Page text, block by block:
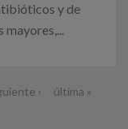
y de
mayores,...
› última »